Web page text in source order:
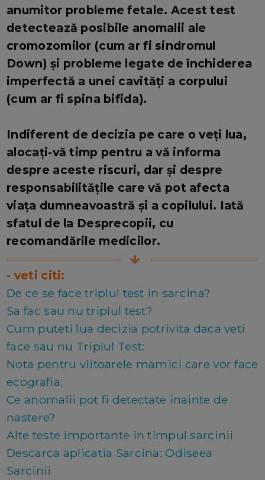
anumitor probleme fetale. Acest test
detectează posibile anomalii ale
cromozomilor (cum ar fi sindromul
Down) și probleme legate de închiderea
imperfectă a unei cavități a corpului
(cum ar fi spina bifida).
Indiferent de decizia pe care o veți lua,
alocați-vă timp pentru a vă informa
despre aceste riscuri, dar și despre
responsabilitățile care vă pot afecta
viața dumneavoastră și a copilului. Iată
sfatul de la Desprecopii, cu
recomandările medicilor.
- veti citi:
De ce se face triplul test in sarcina?
Sa fac sau nu triplul test?
Cum puteti lua decizia potrivita daca veti
face sau nu Triplul Test:
Nota pentru viitoarele mamici care vor face
ecografia:
Ce anomalii pot fi detectate inainte de
nastere?
Alte teste importante in timpul sarcinii
Descarca aplicatia Sarcina: Odiseea
Sarcinii